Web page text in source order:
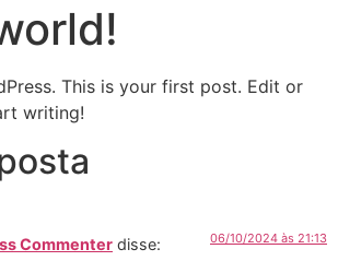
This is your first post. Edit or
writing!
Commenter disse: 06/10/2024 às 21:13